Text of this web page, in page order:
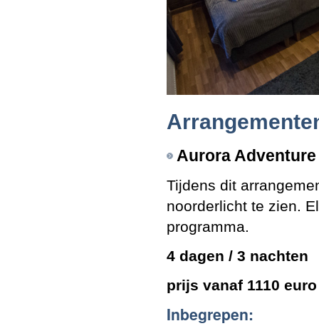
Aurora
Tijdens dit
noorderlicht te zien.
programma.
4 dagen / 3 nachten
prijs vanaf 1110
Inbegrepen: